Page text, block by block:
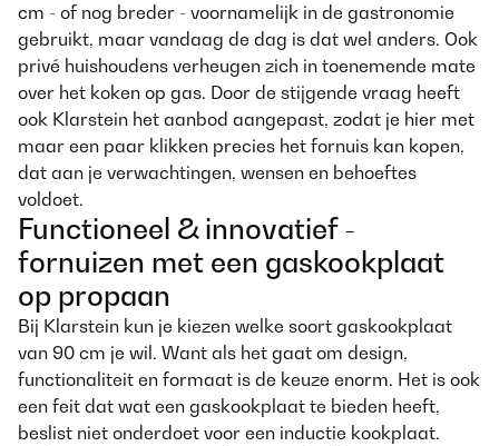
cm - of nog breder - voornamelijk in de gastronomie
gebruikt, maar vandaag de dag is dat wel anders. Ook
privé huishoudens verheugen zich in toenemende mate
over het koken op gas. Door de stijgende vraag heeft
ook Klarstein het aanbod aangepast, zodat je hier met
maar een paar klikken precies het fornuis kan kopen,
dat aan je verwachtingen, wensen en behoeftes
voldoet.
Functioneel & innovatief -
fornuizen met een gaskookplaat
op propaan
Bij Klarstein kun je kiezen welke soort gaskookplaat
van 90 cm je wil. Want als het gaat om design,
functionaliteit en formaat is de keuze enorm. Het is ook
een feit dat wat een gaskookplaat te bieden heeft,
beslist niet onderdoet voor een inductie kookplaat.